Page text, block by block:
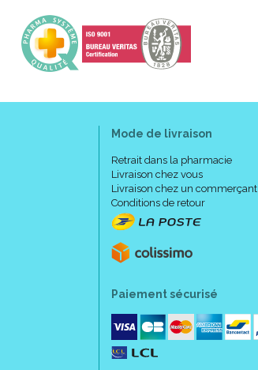
Mode de livraison
Retrait dans la pharmacie
Livraison chez vous
Livraison chez un commerçant
Conditions de retour
Paiement sécurisé